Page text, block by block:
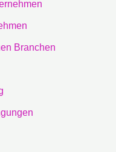
Branchen